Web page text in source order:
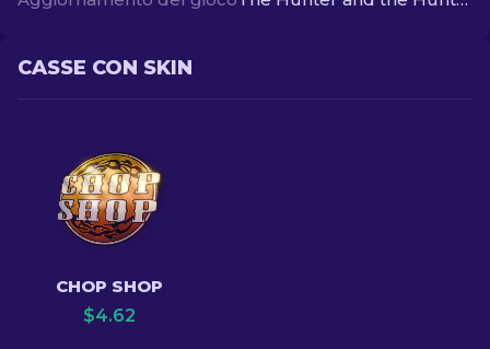
CASSE CON SKIN
CHOP SHOP
$4.62